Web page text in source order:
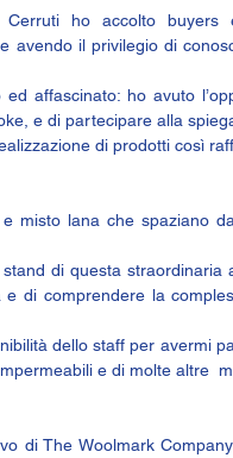
Cerruti ho accolto buyers
avendo il privilegio di
affascinato: ho avuto
e di partecipare alla
di prodotti così
misto lana che spaziano
di questa straordinaria
di comprendere la
dello staff per avermi
e di molte altre
di The Woolmark Company